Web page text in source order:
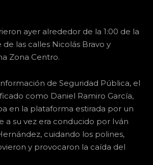
ayer alrededor de la 1:00 de la
las calles Nicolás Bravo y
Zona Centro.
de Seguridad Pública, el
como Daniel Ramiro García,
en la plataforma estirada por un
a su vez era conducido por Iván
cuidando los polines,
y provocaron la caída del